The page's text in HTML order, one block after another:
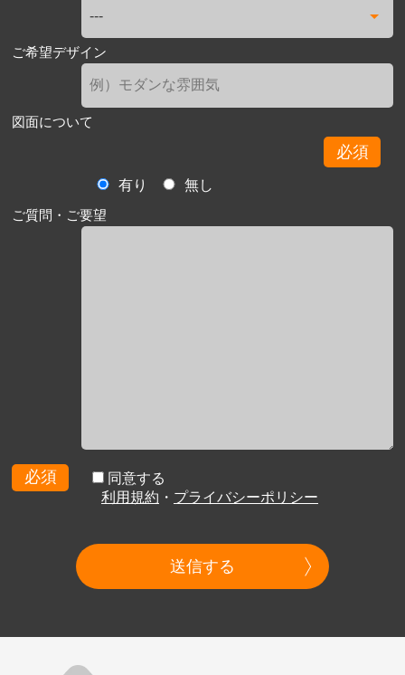
ご希望デザイン
図面について
必須
有り
無し
ご質問・ご要望
必須
同意する
利用規約 ・ プライバシーポリシー
送信する